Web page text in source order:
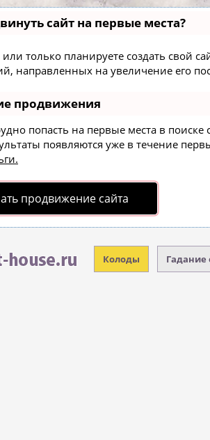
сайт на первые места?
только планируете создать свой
направленных на увеличение его
продвижения
попасть на первые места в
появляются уже в течение
продвижение сайта
Колоды Гадание